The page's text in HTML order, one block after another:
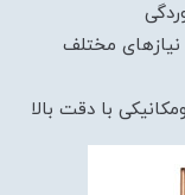
مختلف
با دقت بالا